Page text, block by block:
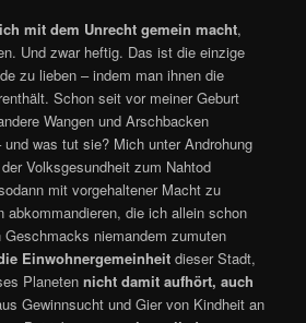
mit dem Unrecht gemein macht,
Und zwar heftig. Das ist die einzige
zu lieben – indem man ihnen die
Schon seit vor meiner Geburt
Wangen und Arschbacken
was tut sie? Mich unter Androhung
Volksgesundheit zum Nahtod
mit vorgehaltener Macht zu
abkommandieren, die ich allein schon
niemandem zumuten
Einwohnergemeinheit dieser Stadt,
Planetennicht damit aufhört, auch
Gewinnsucht und Gier von Kindheit an